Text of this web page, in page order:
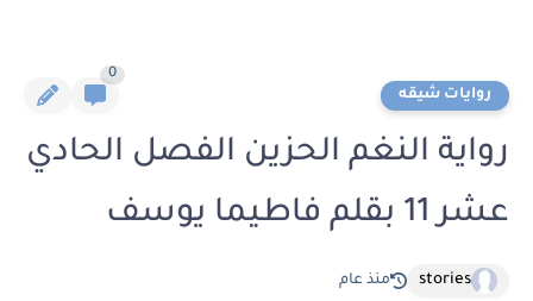
روايات شيقه
0
رواية النغم الحزين الفصل الحادي
عشر 11 بقلم فاطيما يوسف
stories منذ عام